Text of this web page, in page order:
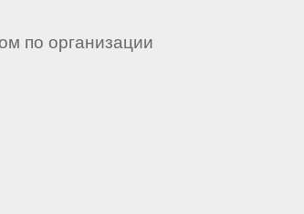
по организации